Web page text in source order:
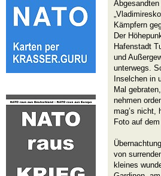
Kämpfern
Der
Hafenstadt
und
unterwegs.
Inselchen in
Mal
nehmen
mag’s nicht,
Foto auf
von
kleines